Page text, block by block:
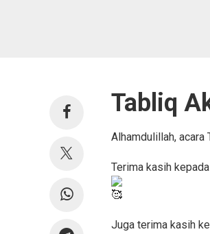
Tabliq
Alhamdulillah, acara
Terima kasih
Juga terima kasih